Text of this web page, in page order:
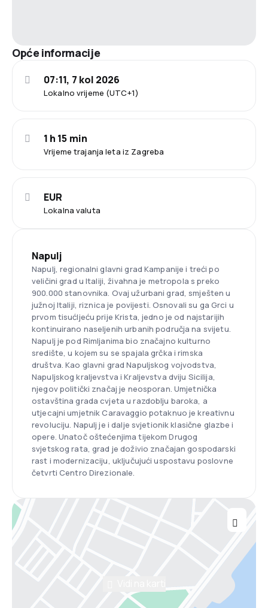
Opće informacije
Lokalno vrijeme (UTC+1)
07:11, 7 kol 2026
Vrijeme trajanja leta iz Zagreba
1 h 15 min
Lokalna valuta
EUR
Napulj
Napulj, regionalni glavni grad Kampanije i treći po
veličini grad u Italiji, živahna je metropola s preko
900.000 stanovnika. Ovaj užurbani grad, smješten u
južnoj Italiji, riznica je povijesti. Osnovali su ga Grci u
prvom tisućljeću prije Krista, jedno je od najstarijih
kontinuirano naseljenih urbanih područja na svijetu.
Napulj je pod Rimljanima bio značajno kulturno
središte, u kojem su se spajala grčka i rimska
društva. Kao glavni grad Napuljskog vojvodstva,
Napuljskog kraljevstva i Kraljevstva dviju Sicilija,
njegov politički značaj je neosporan. Umjetnička
ostavština grada cvjeta u razdoblju baroka, a
utjecajni umjetnik Caravaggio potaknuo je kreativnu
revoluciju. Napulj je i dalje svjetionik klasične glazbe i
opere. Unatoč oštećenjima tijekom Drugog
svjetskog rata, grad je doživio značajan gospodarski
rast i modernizaciju, uključujući uspostavu poslovne
četvrti Centro Direzionale.